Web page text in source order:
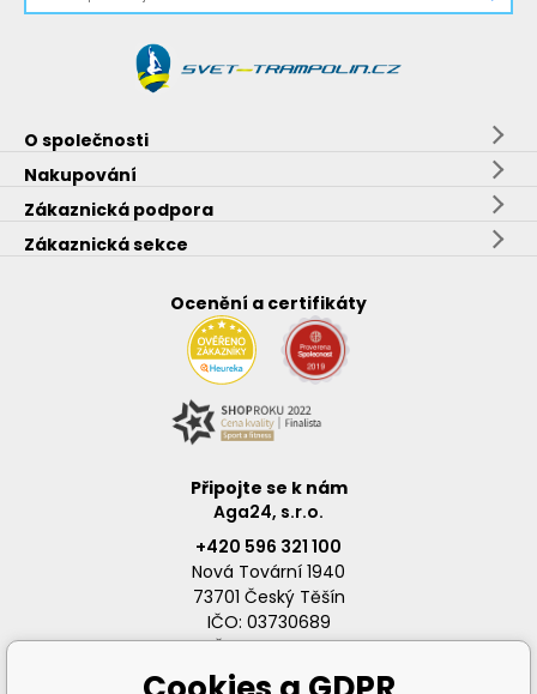
O společnosti
Nakupování
Zákaznická podpora
Zákaznická sekce
Ocenění a certifikáty
Připojte se k nám
Aga24, s.r.o.
+420 596 321 100
Nová Tovární 1940
73701 Český Těšín
IČO: 03730689
DIČ: CZ03730689